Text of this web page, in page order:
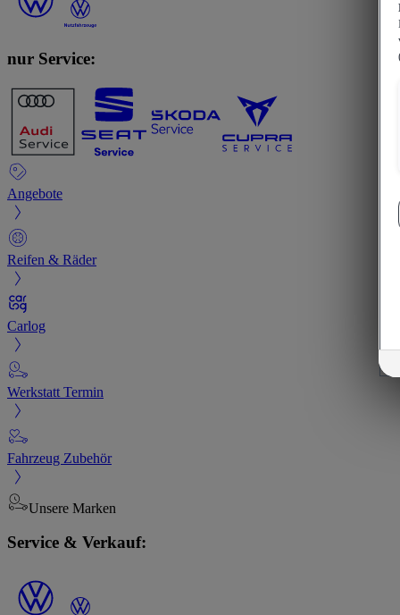
nur Service:
Angebote
Reifen & Räder
Carlog
Werkstatt Termin
Fahrzeug Zubehör
Unsere Marken
Service & Verkauf: